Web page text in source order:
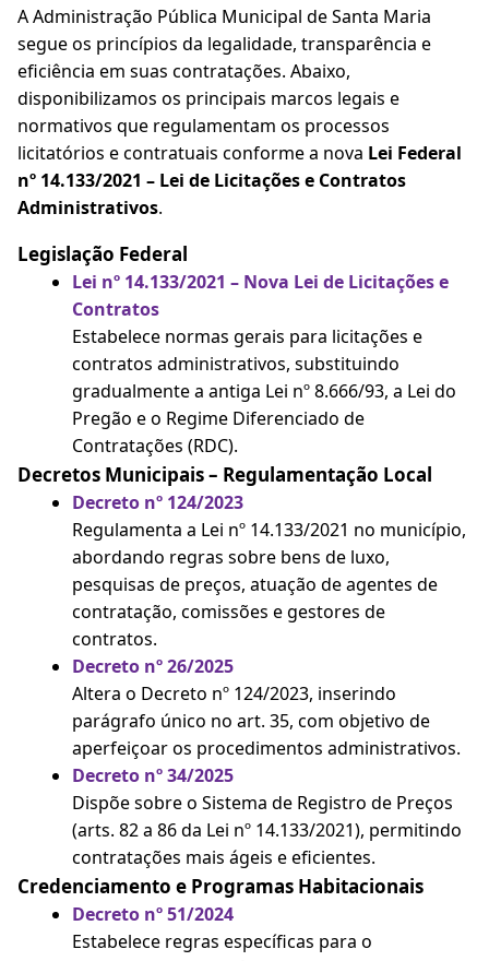
A Administração Pública Municipal de Santa Maria
segue os princípios da legalidade, transparência e
eficiência em suas contratações. Abaixo,
disponibilizamos os principais marcos legais e
normativos que regulamentam os processos
licitatórios e contratuais conforme a nova Lei Federal
nº 14.133/2021 – Lei de Licitações e Contratos
Administrativos.
Legislação Federal
Lei nº 14.133/2021 – Nova Lei de Licitações e
Contratos
Estabelece normas gerais para licitações e
contratos administrativos, substituindo
gradualmente a antiga Lei nº 8.666/93, a Lei do
Pregão e o Regime Diferenciado de
Contratações (RDC).
Decretos Municipais – Regulamentação Local
Decreto nº 124/2023
Regulamenta a Lei nº 14.133/2021 no município,
abordando regras sobre bens de luxo,
pesquisas de preços, atuação de agentes de
contratação, comissões e gestores de
contratos.
Decreto nº 26/2025
Altera o Decreto nº 124/2023, inserindo
parágrafo único no art. 35, com objetivo de
aperfeiçoar os procedimentos administrativos.
Decreto nº 34/2025
Dispõe sobre o Sistema de Registro de Preços
(arts. 82 a 86 da Lei nº 14.133/2021), permitindo
contratações mais ágeis e eficientes.
Credenciamento e Programas Habitacionais
Decreto nº 51/2024
Estabelece regras específicas para o